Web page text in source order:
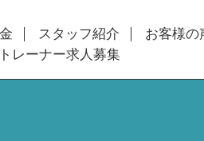
スタッフ紹介 お客様の
レーナー求人募集